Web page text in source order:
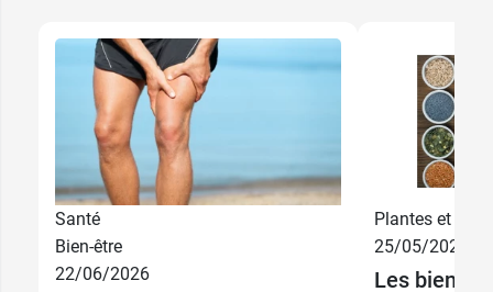
l'oxydation
Gélules végétales (HPMC)
Sans lactose
Sans gluten
Conditionnement :
Flacon de 63 gélules
Lezinc liposomal en gélules végétales A Labest
également disponible sur notre pharmacie en
ligne.
Santé
Bien-être
22/06/2026
Plantes et
25/05/2026
Les